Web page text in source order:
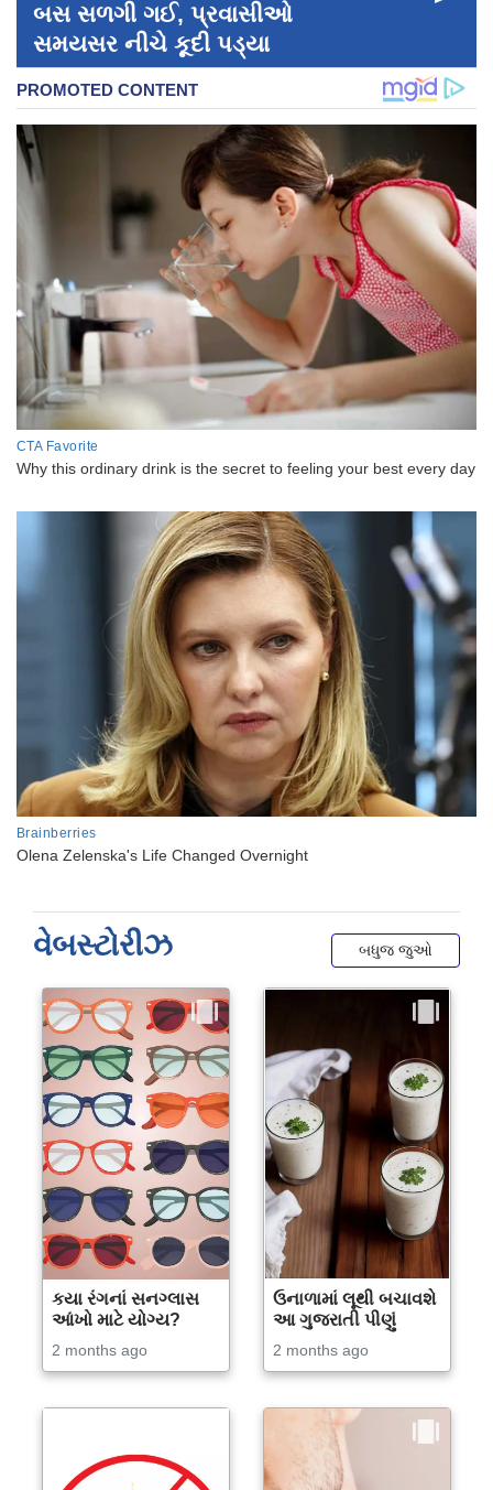
બસ સળગી ગઈ, પ્રવાસીઓ
સમયસર નીચે કૂદી પડ્યા
વેબસ્ટોરીઝ બધુજ જુઓ
કયા રંગનાં સનગ્લાસ
આંખો માટે યોગ્ય?
2 months ago
ઉનાળામાં લૂથી બચાવશે
આ ગુજરાતી પીણું
2 months ago